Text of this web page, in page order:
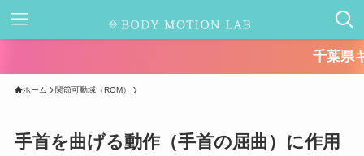
千葉県キャッシュ
ホーム 関節可動域（ROM）
手首を曲げる動作（手首の屈曲）に作用